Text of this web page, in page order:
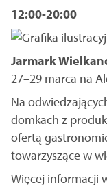
12:00-20:00
Jarmark
27–29 marca na
Na
domkach z
ofertą
towarzyszące w
Więcej informacji